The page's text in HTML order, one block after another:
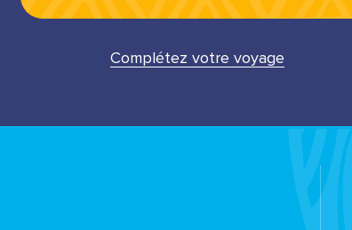
Complétez votre voyage